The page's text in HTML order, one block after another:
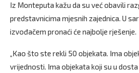
Iz Monteputa kažu da su već obavili
predstavnicima mjesnih zajednica. U
izvođačem pronaći će najbolje rješenje.
„Kao što ste rekli 50 objekata. Ima
vrijednosti. Ima objekata koji su u